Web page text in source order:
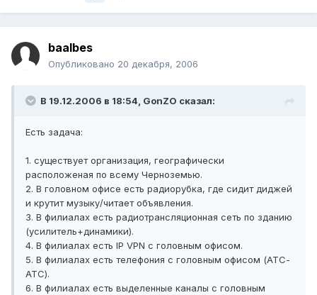
baalbes
Опубликовано 20 декабря, 2006
В 19.12.2006 в 18:54, GonZO сказал:
Есть задача:
1. существует организация, географически
расположеная по всему Черноземью.
2. В головном офисе есть радиорубка, где сидит диджей
и крутит музыку/читает объявления.
3. В филиалах есть радиотрансляционная сеть по зданию
(усилитель+динамики).
4. В филиалах есть IP VPN с головным офисом.
5. В филиалах есть телефония с головным офисом (АТС-
АТС).
6. В филиалах есть выделенные каналы с головным